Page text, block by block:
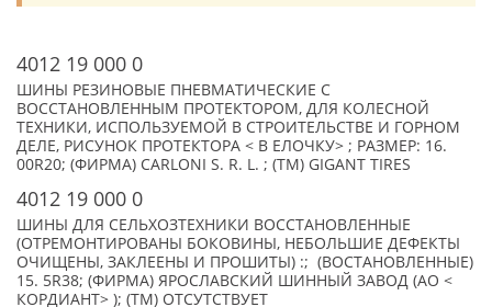
4012 19 000 0
ШИНЫ РЕЗИНОВЫЕ ПНЕВМАТИЧЕСКИЕ С
ВОССТАНОВЛЕННЫМ ПРОТЕКТОРОМ, ДЛЯ КОЛЕСНОЙ
ТЕХНИКИ, ИСПОЛЬЗУЕМОЙ В СТРОИТЕЛЬСТВЕ И ГОРНОМ
ДЕЛЕ, РИСУНОК ПРОТЕКТОРА < В ЕЛОЧКУ> ; РАЗМЕР: 16.
00R20; (ФИРМА) CARLONI S. R. L. ; (TM) GIGANT TIRES
4012 19 000 0
ШИНЫ ДЛЯ СЕЛЬХОЗТЕХНИКИ ВОССТАНОВЛЕННЫЕ
(ОТРЕМОНТИРОВАНЫ БОКОВИНЫ, НЕБОЛЬШИЕ ДЕФЕКТЫ
ОЧИЩЕНЫ, ЗАКЛЕЕНЫ И ПРОШИТЫ) :; (ВОСТАНОВЛЕННЫЕ)
15. 5R38; (ФИРМА) ЯРОСЛАВСКИЙ ШИННЫЙ ЗАВОД (АО <
КОРДИАНТ> ); (TM) ОТСУТСТВУЕТ